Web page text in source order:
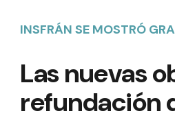
INSFRÁN SE MOSTRÓ
Las nuevas
refundación